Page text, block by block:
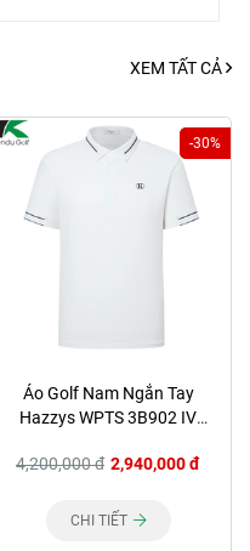
XEM TẤT CẢ
-30%
Áo Golf Nam Ngắn Tay
Hazzys WPTS 3B902 IV
4,200,000 đ 2,940,000 đ
CHI TIẾT